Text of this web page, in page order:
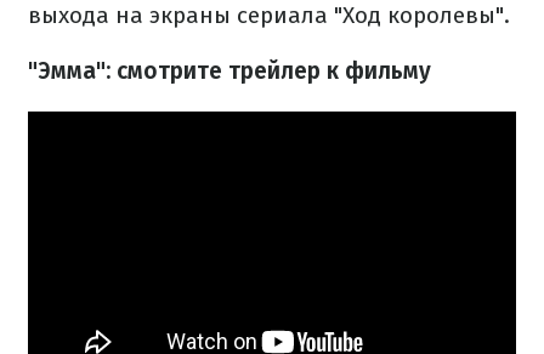
выхода на экраны сериала "Ход королевы".
"Эмма": смотрите трейлер к фильму